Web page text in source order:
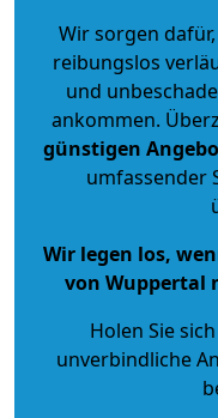
Wir sorgen
reibungslos
und
ankommen.
günstigen
umfassender
Wir legen los,
von Wuppertal
Holen Sie
unverbindliche